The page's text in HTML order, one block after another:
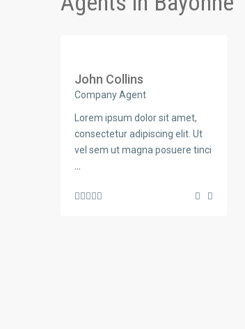
John Collins
Company Agent
Lorem ipsum dolor sit amet,
consectetur adipiscing elit. Ut
vel sem ut magna posuere tinci